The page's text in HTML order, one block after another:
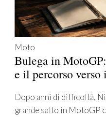
Moto
Bulega in
e il percorso
Dopo anni di difficoltà,
grande salto in MotoGP